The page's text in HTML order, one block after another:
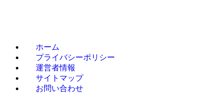
ホーム
プライバシーポリシー
運営者情報
サイトマップ
お問い合わせ